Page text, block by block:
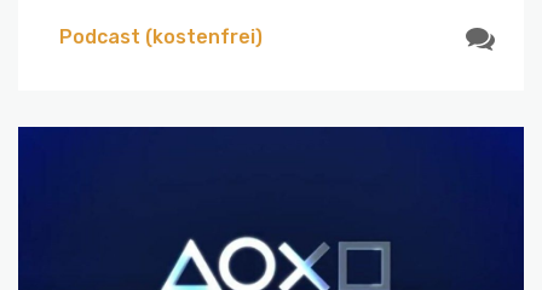
Podcast (kostenfrei)